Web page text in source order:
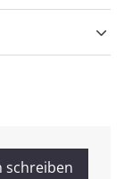
schreiben